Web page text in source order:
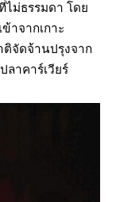
ไม่ธรรมดา โดย
าจากเกาะ
ติจัดจ้านปรุงจาก
าคาร์เวียร์